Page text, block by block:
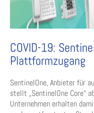
COVID-19:
Plattformzugang
SentinelOne, Anbieter für
stellt „SentinelOne Core“
Unternehmen erhalten